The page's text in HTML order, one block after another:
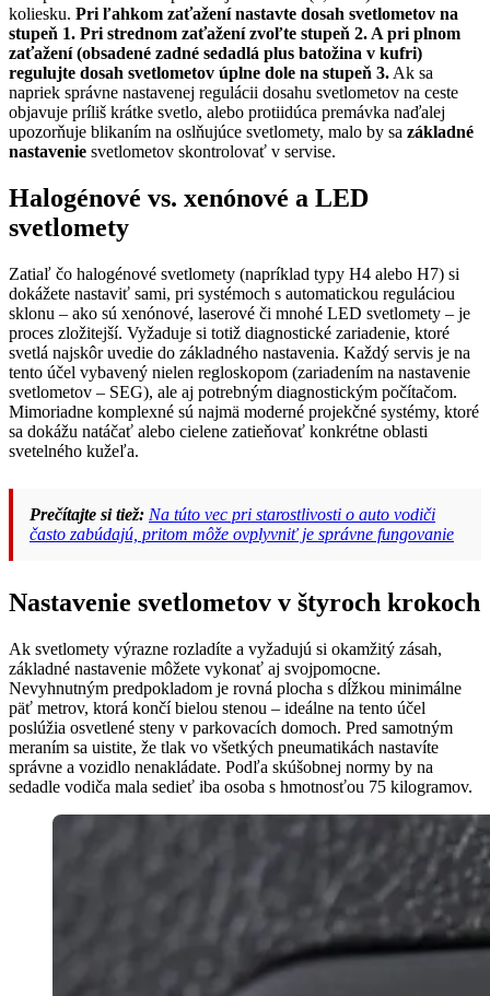
koliesku. Pri ľahkom zaťažení nastavte dosah svetlometov na
stupeň 1. Pri strednom zaťažení zvoľte stupeň 2. A pri plnom
zaťažení (obsadené zadné sedadlá plus batožina v kufri)
regulujte dosah svetlometov úplne dole na stupeň 3. Ak sa
napriek správne nastavenej regulácii dosahu svetlometov na ceste
objavuje príliš krátke svetlo, alebo protiidúca premávka naďalej
upozorňuje blikaním na oslňujúce svetlomety, malo by sa základné
nastavenie svetlometov skontrolovať v servise.
Halogénové vs. xenónové a LED
svetlomety
Zatiaľ čo halogénové svetlomety (napríklad typy H4 alebo H7) si
dokážete nastaviť sami, pri systémoch s automatickou reguláciou
sklonu – ako sú xenónové, laserové či mnohé LED svetlomety – je
proces zložitejší. Vyžaduje si totiž diagnostické zariadenie, ktoré
svetlá najskôr uvedie do základného nastavenia. Každý servis je na
tento účel vybavený nielen regloskopom (zariadením na nastavenie
svetlometov – SEG), ale aj potrebným diagnostickým počítačom.
Mimoriadne komplexné sú najmä moderné projekčné systémy, ktoré
sa dokážu natáčať alebo cielene zatieňovať konkrétne oblasti
svetelného kužeľa.
Prečítajte si tiež: Na túto vec pri starostlivosti o auto vodiči
často zabúdajú, pritom môže ovplyvniť je správne fungovanie
Nastavenie svetlometov v štyroch krokoch
Ak svetlomety výrazne rozladíte a vyžadujú si okamžitý zásah,
základné nastavenie môžete vykonať aj svojpomocne.
Nevyhnutným predpokladom je rovná plocha s dĺžkou minimálne
päť metrov, ktorá končí bielou stenou – ideálne na tento účel
poslúžia osvetlené steny v parkovacích domoch. Pred samotným
meraním sa uistite, že tlak vo všetkých pneumatikách nastavíte
správne a vozidlo nenakládate. Podľa skúšobnej normy by na
sedadle vodiča mala sedieť iba osoba s hmotnosťou 75 kilogramov.